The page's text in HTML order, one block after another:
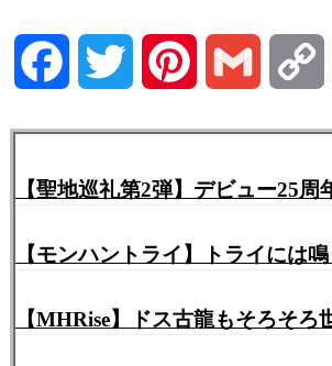
Facebook Twitter Pinterest Gmail
【聖地巡礼第2弾】デビュー25
【モンハントライ】トライには
【MHRise】ドス古龍もそろそろ